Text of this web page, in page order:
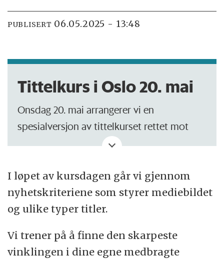
PUBLISERT 06.05.2025 - 13:48
Tittelkurs i Oslo 20. mai
Onsdag 20. mai arrangerer vi en
spesialversjon av tittelkurset rettet mot
arrangementstitler til Arendalsuka,
Les mer om dette kurset
I løpet av kursdagen går vi gjennom
nyhetskriteriene som styrer mediebildet
og ulike typer titler.
Vi trener på å finne den skarpeste
vinklingen i dine egne medbragte